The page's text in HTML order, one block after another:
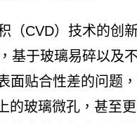
（CVD）技术的创
基于玻璃易碎以及
面贴合性差的问题
玻璃微孔，甚至